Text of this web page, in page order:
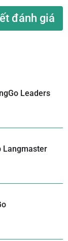
Leaders
Langmaster
đánh giá